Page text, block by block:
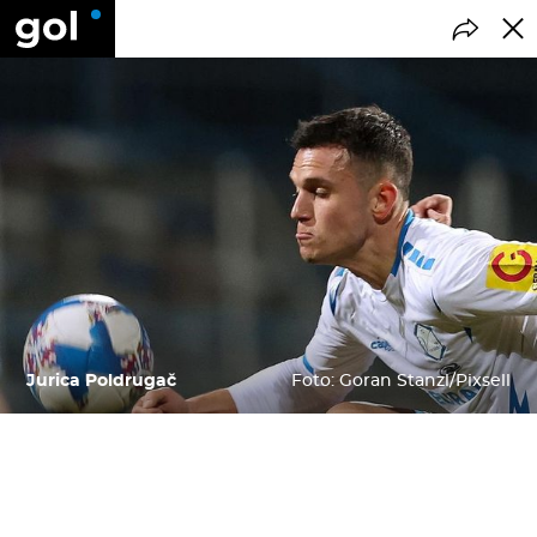
Jurica Poldrugač Foto: Goran Stanzl/Pixsell